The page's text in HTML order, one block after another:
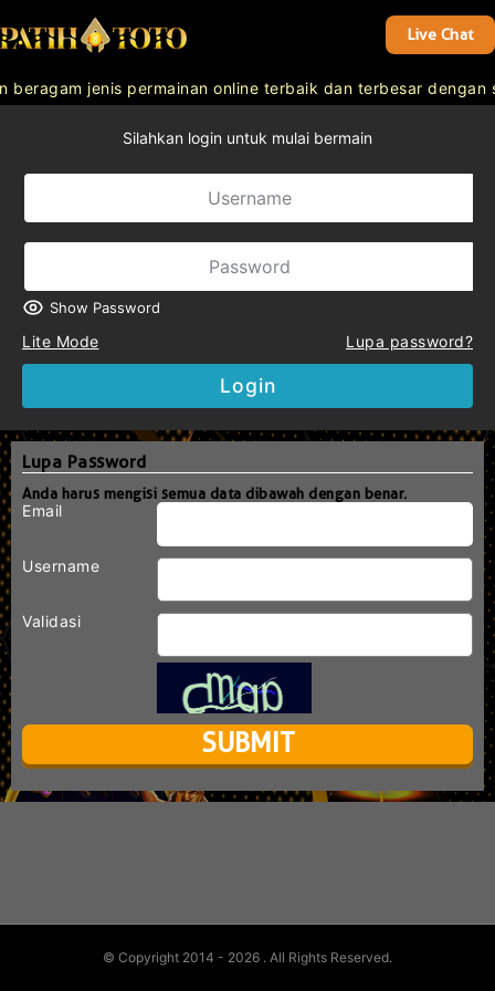
Live Chat
jenis permainan online terbaik dan terbesar
Silahkan login untuk mulai bermain
Show Password
Lite Mode Lupa password?
Login
Lupa Password
Anda harus mengisi semua data dibawah dengan benar.
Email
Username
Validasi
© Copyright 2014 - 2026 . All Rights Reserved.